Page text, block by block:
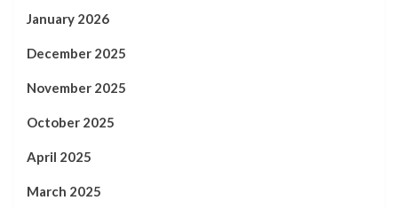
January 2026
December 2025
November 2025
October 2025
April 2025
March 2025